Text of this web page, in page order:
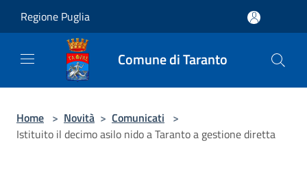
Regione Puglia
Comune di Taranto
Home > Novità > Comunicati >
Istituito il decimo asilo nido a Taranto a gestione diretta